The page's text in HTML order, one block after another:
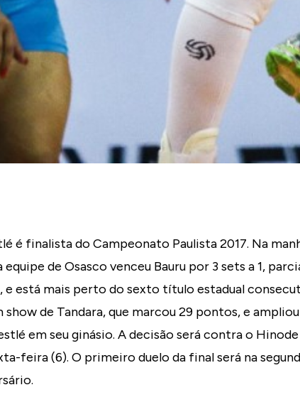
é finalista do Campeonato Paulista 2017. Na
de Osasco venceu Bauru por 3 sets a 1,
e está mais perto do sexto título estadual
de Tandara, que marcou 29 pontos, e
em seu ginásio. A decisão será contra o Hinode
feira (6). O primeiro duelo da final será na